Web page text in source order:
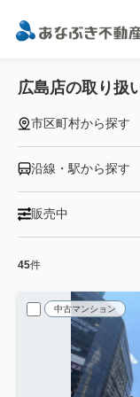
広島店の取り扱
市区町村から探す
沿線・駅から探す
販売中
45件
中古マンション